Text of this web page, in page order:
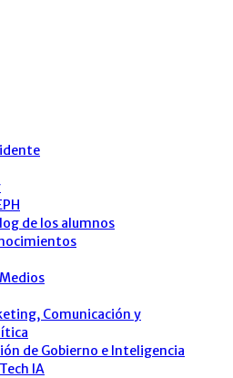
de los alumnos
Comunicación y
de Gobierno e Inteligencia
IA